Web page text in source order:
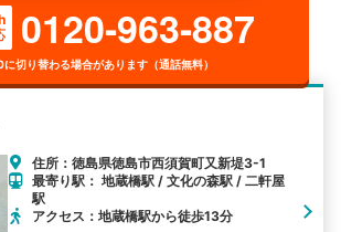
0120-963-887
切り替わる場合があります（通話無料）
住所：徳島県徳島市西須賀町又新堤3-1
最寄り駅： 地蔵橋駅 / 文化の森駅 / 二軒屋
駅
アクセス：地蔵橋駅から徒歩13分